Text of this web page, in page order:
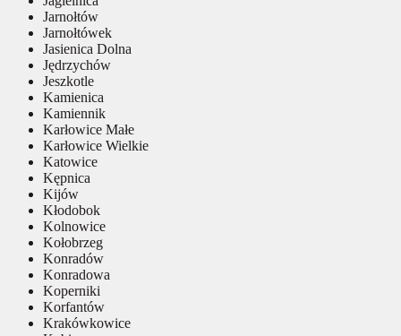
Jarnołtów
Jarnołtówek
Jasienica Dolna
Jędrzychów
Jeszkotle
Kamienica
Kamiennik
Karłowice Małe
Karłowice Wielkie
Katowice
Kępnica
Kijów
Kłodobok
Kolnowice
Kołobrzeg
Konradów
Konradowa
Koperniki
Korfantów
Krakówkowice